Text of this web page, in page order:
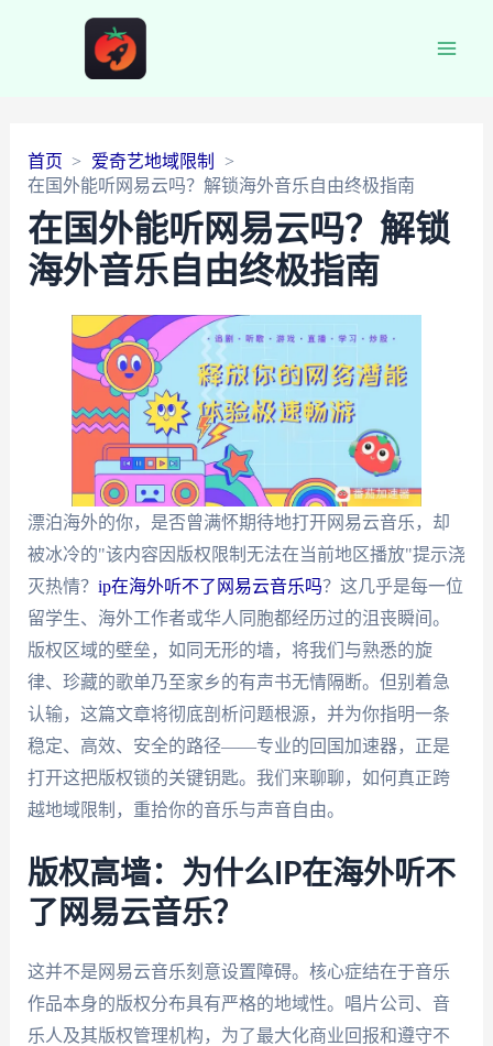
首页
爱奇艺地域限制
在国外能听网易云吗？解锁海外音乐自由终极指南
在国外能听网易云吗？解锁
海外音乐自由终极指南
漂泊海外的你，是否曾满怀期待地打开网易云音乐，却
被冰冷的"该内容因版权限制无法在当前地区播放"提示浇
灭热情？ ip在海外听不了网易云音乐吗？这几乎是每一位
留学生、海外工作者或华人同胞都经历过的沮丧瞬间。
版权区域的壁垒，如同无形的墙，将我们与熟悉的旋
律、珍藏的歌单乃至家乡的有声书无情隔断。但别着急
认输，这篇文章将彻底剖析问题根源，并为你指明一条
稳定、高效、安全的路径——专业的回国加速器，正是
打开这把版权锁的关键钥匙。我们来聊聊，如何真正跨
越地域限制，重拾你的音乐与声音自由。
版权高墙：为什么IP在海外听不
了网易云音乐？
这并不是网易云音乐刻意设置障碍。核心症结在于音乐
作品本身的版权分布具有严格的地域性。唱片公司、音
乐人及其版权管理机构，为了最大化商业回报和遵守不